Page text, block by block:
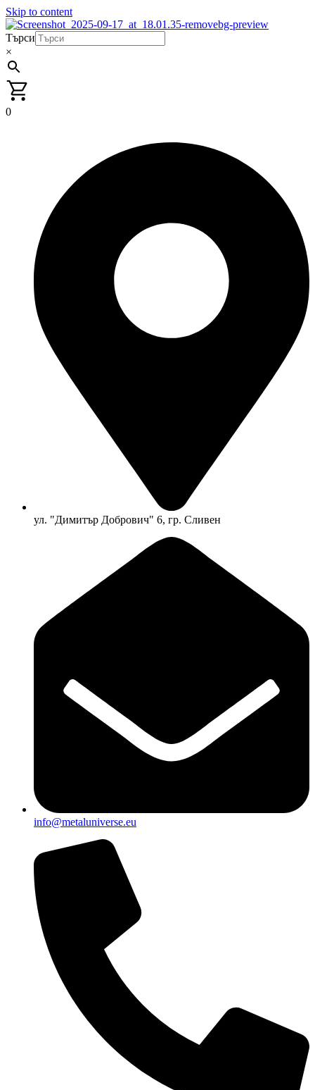
Skip to content
Търси
×
0
ул. "Димитър Добрович" 6, гр. Сливен
info@metaluniverse.eu